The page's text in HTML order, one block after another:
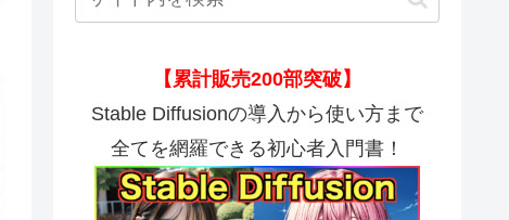
【累計販売200部突破】
Stable Diffusionの導入から使い方まで
全てを網羅できる初心者入門書！